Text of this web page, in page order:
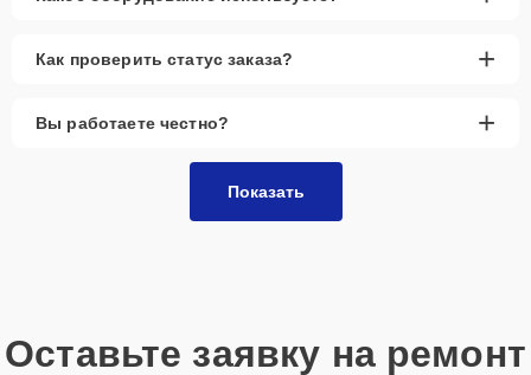
Как проверить статус заказа? +
Вы работаете честно? +
Показать
Оставьте заявку на ремонт